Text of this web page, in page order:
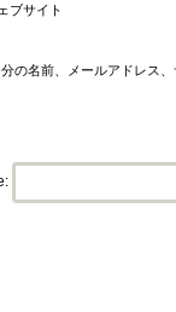
ブサイト
の名前、メールアドレス